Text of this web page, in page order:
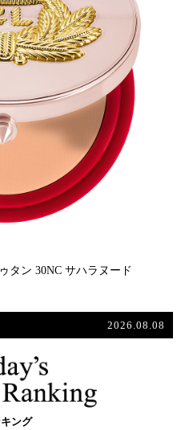
タン 30NC サハラヌード
2026.08.08
ング